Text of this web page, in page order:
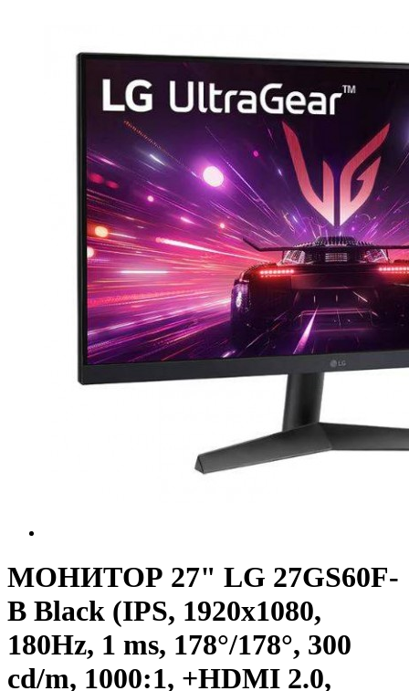
МОНИТОР 27" LG 27GS60F-
B Black (IPS, 1920x1080,
180Hz, 1 ms, 178°/178°, 300
cd/m, 1000:1, +НDMI 2.0,